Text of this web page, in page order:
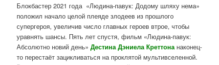
Блокбастер 2021 года «Людина-павук: Додому шляху нема»
положил начало целой плеяде злодеев из прошлого
супергероя, увеличив число главных героев втрое, чтобы
уравнять шансы. Пять лет спустя, фильм «Людина-павук:
Абсолютно новий день»Дестина Дэниела Креттонанаконец-
то перестаёт зацикливаться на проклятой мультивселенной.